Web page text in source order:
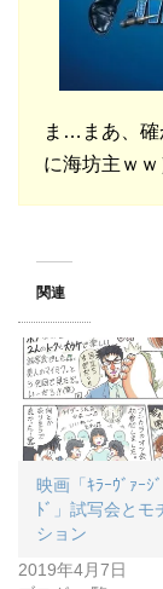
ま…まあ、確
に海坊主ｗｗ
関連
映画「ｷﾗｰｳﾞｧｰｼ
ﾄﾞ」試写会とモ
ション
2019年4月7日